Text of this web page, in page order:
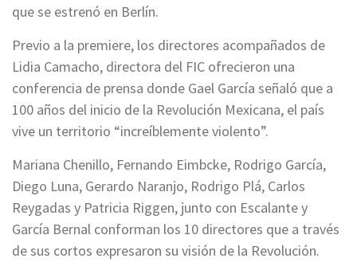
que se estrenó en Berlín.
Previo a la premiere, los directores acompañados de
Lidia Camacho, directora del FIC ofrecieron una
conferencia de prensa donde Gael García señaló que a
100 años del inicio de la Revolución Mexicana, el país
vive un territorio “increíblemente violento”.
Mariana Chenillo, Fernando Eimbcke, Rodrigo García,
Diego Luna, Gerardo Naranjo, Rodrigo Plá, Carlos
Reygadas y Patricia Riggen, junto con Escalante y
García Bernal conforman los 10 directores que a través
de sus cortos expresaron su visión de la Revolución.